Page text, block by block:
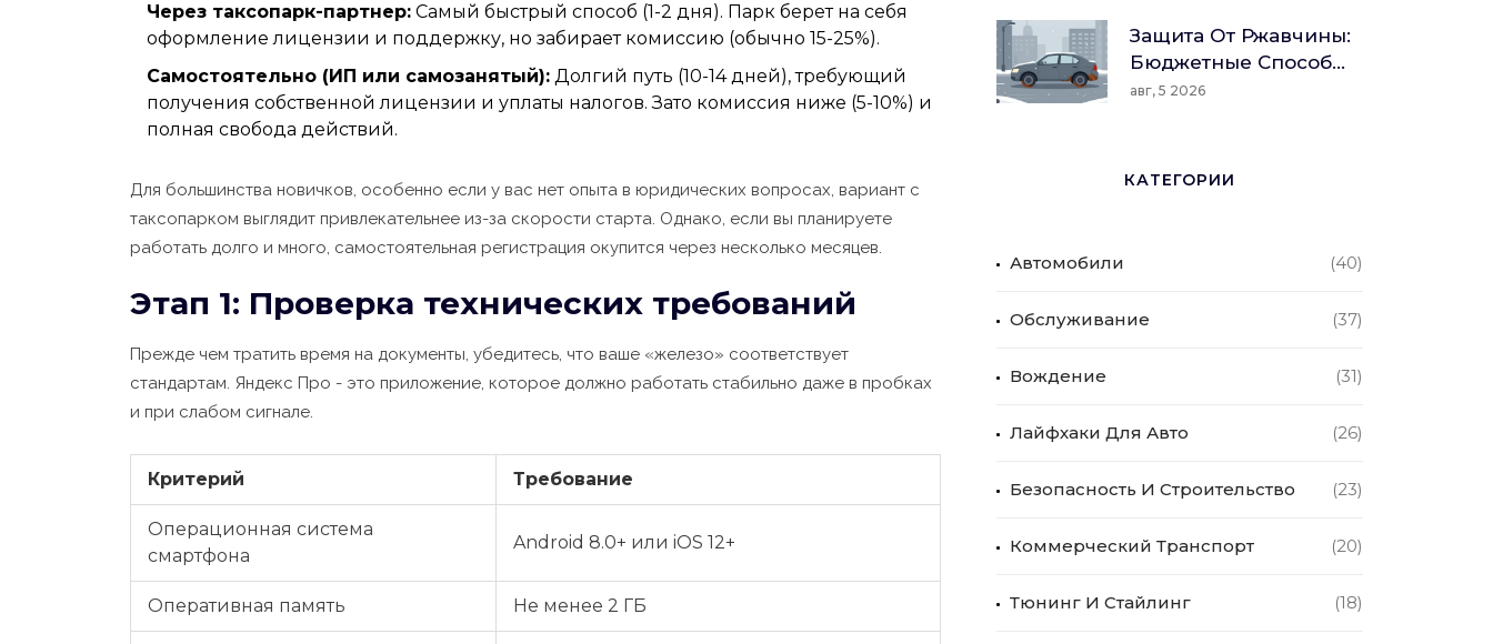
Через таксопарк-партнер: Самый быстрый способ (1-2 дня). Парк берет на себя
оформление лицензии и поддержку, но забирает комиссию (обычно 15-25%).
Самостоятельно (ИП или самозанятый): Долгий путь (10-14 дней), требующий
получения собственной лицензии и уплаты налогов. Зато комиссия ниже (5-10%) и
полная свобода действий.
Для большинства новичков, особенно если у вас нет опыта в юридических вопросах, вариант с
таксопарком выглядит привлекательнее из-за скорости старта. Однако, если вы планируете
работать долго и много, самостоятельная регистрация окупится через несколько месяцев.
Этап 1: Проверка технических требований
Прежде чем тратить время на документы, убедитесь, что ваше «железо» соответствует
стандартам. Яндекс Про - это приложение, которое должно работать стабильно даже в пробках
и при слабом сигнале.
Критерий Требование
Операционная система
смартфона
Android 8.0+ или iOS 12+
Оперативная память Не менее 2 ГБ
Алгоритм Действий
Защита От Ржавчины:
Бюджетные Способы
И Профилактика Для
авг, 5 2026
КАТЕГОРИИ
Автомобили (40)
Обслуживание (37)
Вождение (31)
Лайфхаки Для Авто (26)
Безопасность И Строительство (23)
Коммерческий Транспорт (20)
Тюнинг И Стайлинг (18)